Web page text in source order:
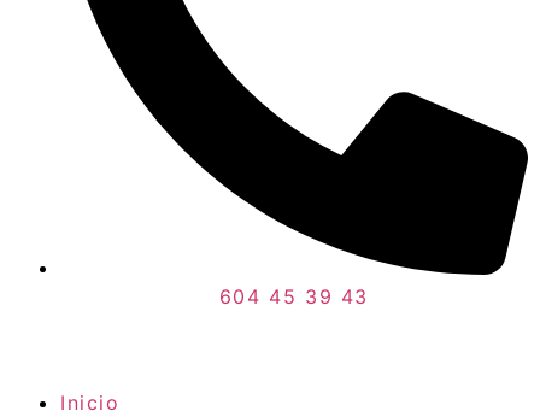
604 45 39 43
Inicio